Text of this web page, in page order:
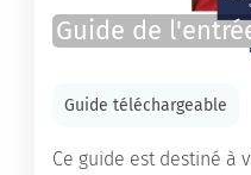
Guide de
Guide téléchargeable
Ce guide est destiné à